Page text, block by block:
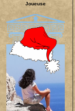
Joueuse